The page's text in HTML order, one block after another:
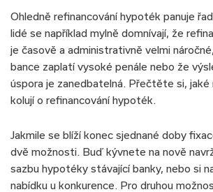
Ohledně refinancování hypoték panuje
lidé se například mylně domnívají, že
je časově a administrativně velmi
bance zaplatí vysoké penále nebo že
úspora je zanedbatelná. Přečtěte si,
kolují o refinancování hypoték.
Jakmile se blíží konec sjednané doby
dvě možnosti. Buď kývnete na nově
sazbu hypotéky stávající banky, nebo si
nabídku u konkurence. Pro druhou